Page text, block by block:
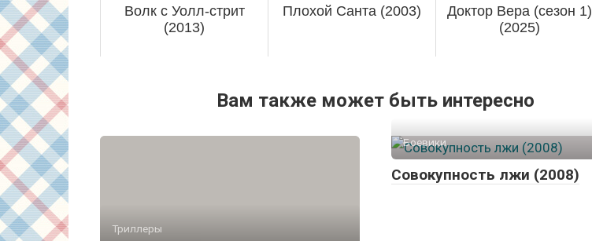
Волк с Уолл-стрит
(2013)
Плохой Санта (2003)
Доктор Вера (сезон 1)
(2025)
Вам также может быть интересно
Триллеры
Боевики
Совокупность лжи (2008)